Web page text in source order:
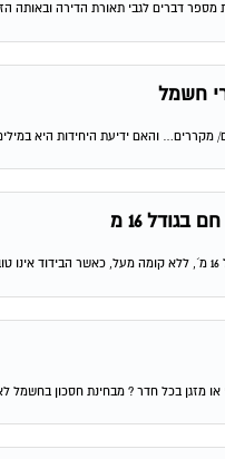
דברים לגבי תאורת הדירה ובאותה